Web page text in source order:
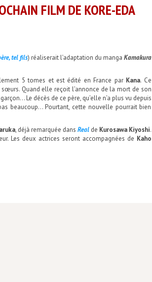
FILM DE KORE-EDA
tel fils) réaliserait l’adaptation du manga Kamakura
5 tomes et est édité en France par Kana. Ce
Quand elle reçoit l’annonce de la mort de son
Le décès de ce père, qu’elle n’a plus vu depuis
beaucoup… Pourtant, cette nouvelle pourrait bien
, déjà remarquée dans Realde Kurosawa Kiyoshi.
Les deux actrices seront accompagnées de Kaho